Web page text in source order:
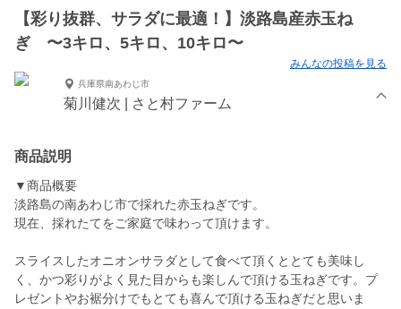
【彩り抜群、サラダに最適！】淡路島産赤玉ね
ぎ 〜3キロ、5キロ、10キロ〜
みんなの投稿を見る
兵庫県南あわじ市
菊川健次 | さと村ファーム
商品説明
▼商品概要
淡路島の南あわじ市で採れた赤玉ねぎです。
現在、採れたてをご家庭で味わって頂けます。
スライスしたオニオンサラダとして食べて頂くととても美味し
く、かつ彩りがよく見た目からも楽しんで頂ける玉ねぎです。プ
レゼントやお裾分けでもとても喜んで頂ける玉ねぎだと思いま